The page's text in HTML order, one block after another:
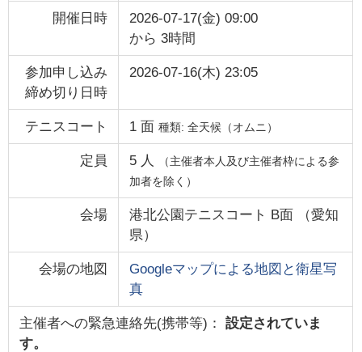
開催日時
2026-07-17(金) 09:00
から 3時間
参加申し込み
締め切り日時
2026-07-16(木) 23:05
テニスコート 1面 種類: 全天候（オムニ）
定員 5 人
（主催者本人及び主催者枠による参
加者を除く）
会場 港北公園テニスコート B面（愛知
県）
会場の地図
Googleマップによる地図と衛星写
真
主催者への緊急連絡先(携帯等)： 設定されていま
す。